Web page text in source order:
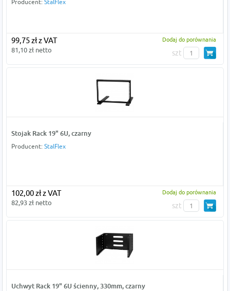
Producent: StalFlex
99,75 zł z VAT
81,10 zł netto
Dodaj do porównania
szt
Stojak Rack 19" 6U, czarny
Producent: StalFlex
102,00 zł z VAT
82,93 zł netto
Dodaj do porównania
szt
Uchwyt Rack 19" 6U ścienny, 330mm, czarny